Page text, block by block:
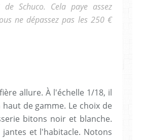
Schuco. Cela paye assez
ne dépassez pas les 250 €
allure. À l'échelle 1/18, il
de gamme. Le choix de
bitons noir et blanche.
et l'habitacle. Notons